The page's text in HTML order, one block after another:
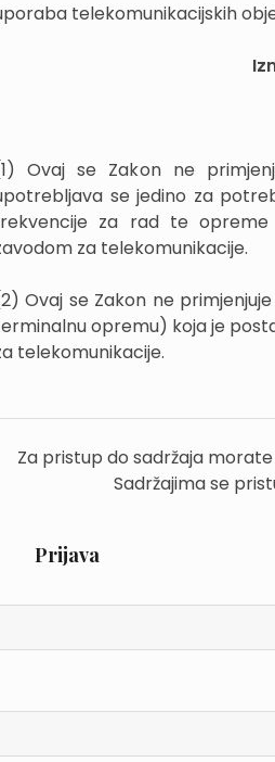
telekomunikacijskih
Ovaj se Zakon ne
se jedino za
za rad te
za telekomunikacije.
Ovaj se Zakon ne
opremu) koja je
telekomunikacije.
Za pristup do sadržaja
Sadržajima se
Prijava